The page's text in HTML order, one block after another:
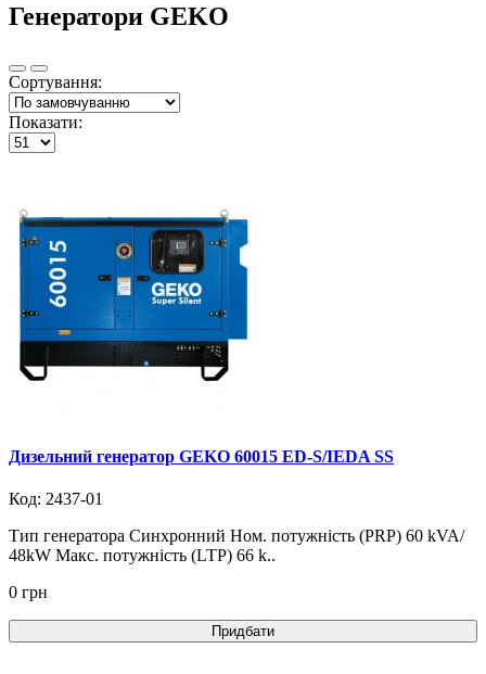
Генератори GEKO
Сортування:
Показати:
Дизельний генератор GEKO 60015 ED-S/IEDA SS
Код: 2437-01
Тип генератора Синхронний Ном. потужність (PRP) 60 kVA/
48kW Макс. потужність (LTP) 66 k..
0 грн
Придбати